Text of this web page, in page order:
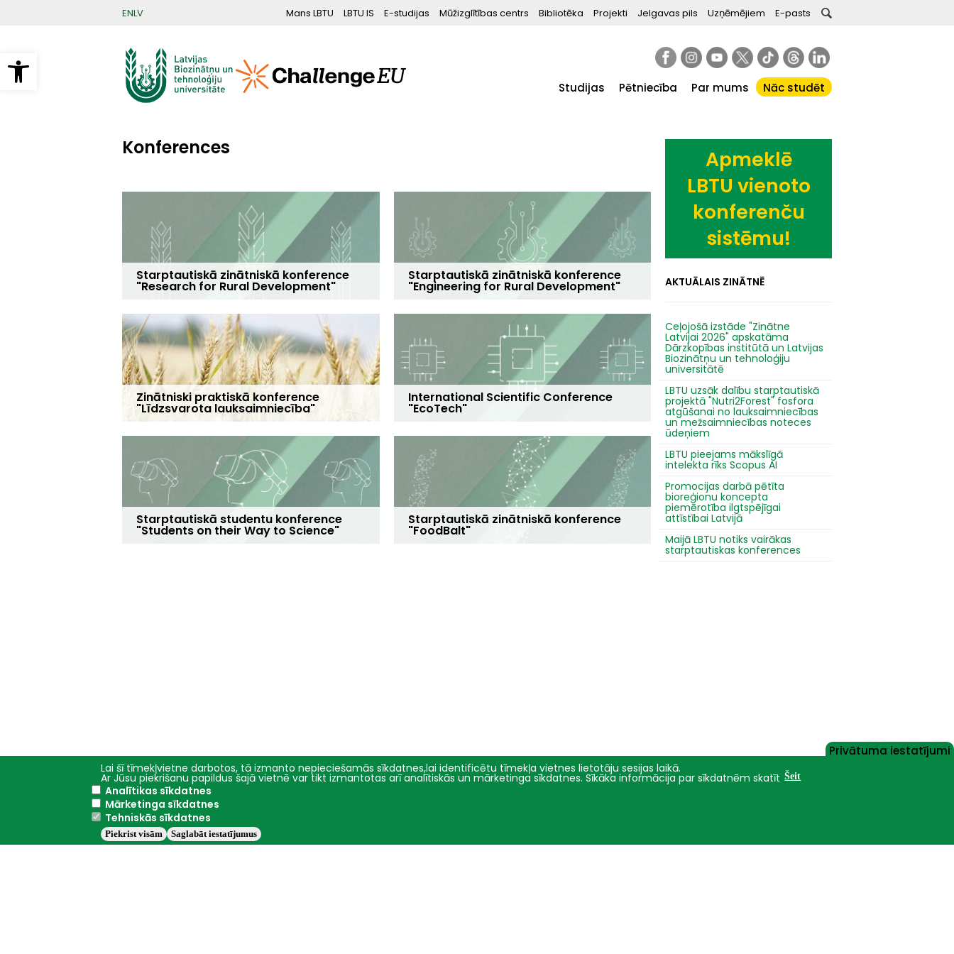
Open toolbar
ENLV Mans LBTU LBTU IS E-studijas Mūžizglītības centrs Bibliotēka Projekti Jelgavas pils Uzņēmējiem E-pasts
Studijas Pētniecība Par mums Nāc studēt
Konferences
Starptautiskā zinātniskā konference
"Research for Rural Development"
Starptautiskā zinātniskā konference
"Engineering for Rural Development"
Zinātniski praktiskā konference
"Līdzsvarota lauksaimniecība"
International Scientific Conference
"EcoTech"
Starptautiskā studentu konference
"Students on their Way to Science"
Starptautiskā zinātniskā konference
"FoodBalt"
Apmeklē
LBTU vienoto
konferenču
sistēmu!
AKTUĀLAIS ZINĀTNĒ
Ceļojošā izstāde "Zinātne
Latvijai 2026" apskatāma
Dārzkopības institūtā un Latvijas
Biozinātņu un tehnoloģiju
universitātē
LBTU uzsāk dalību starptautiskā
projektā "Nutri2Forest" fosfora
atgūšanai no lauksaimniecības
un mežsaimniecības noteces
ūdeņiem
LBTU pieejams mākslīgā
intelekta rīks Scopus AI
Promocijas darbā pētīta
bioreģionu koncepta
piemērotība ilgtspējīgai
attīstībai Latvijā
Maijā LBTU notiks vairākas
starptautiskas konferences
Galvenā
izvēlne
Studijas
Fakultātes
Studiju programmas
Privātuma iestatījumi
Lai šī tīmekļvietne darbotos, tā izmanto nepieciešamās sīkdatnes,lai identificētu tīmekļa vietnes lietotāju sesijas laikā.
Ar Jūsu piekrišanu papildus šajā vietnē var tikt izmantotas arī analītiskās un mārketinga sīkdatnes. Sīkāka informācija par sīkdatnēm skatīt Šeit
Analītikas sīkdatnes
Mārketinga sīkdatnes
Tehniskās sīkdatnes
Saglabāt iestatījumus
Piekrist visām